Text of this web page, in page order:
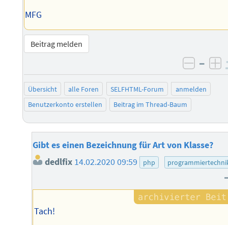
MFG
Beitrag melden
–
Übersicht alle Foren SELFHTML-Forum
anmelden
Benutzerkonto erstellen
Beitrag im Thread-Baum
Gibt es einen Bezeichnung für Art von Klasse?
dedlfix 14.02.2020 09:59 php
Tach!